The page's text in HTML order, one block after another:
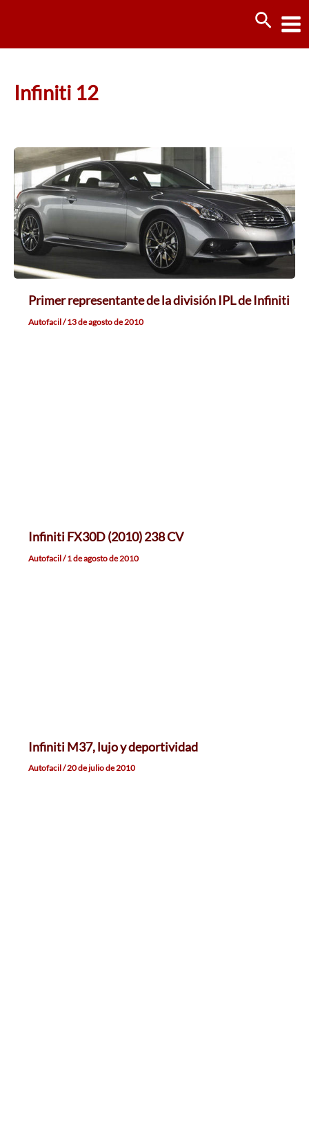
Infiniti 12
Primer representante de la división IPL de Infiniti
Autofacil/13 de agosto de 2010
Infiniti FX30D (2010) 238 CV
Autofacil/1 de agosto de 2010
Infiniti M37, lujo y deportividad
Autofacil/20 de julio de 2010